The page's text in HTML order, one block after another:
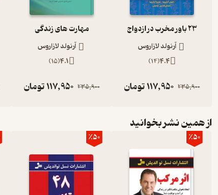
23 باور مخرب در ازدواج
آرنولد لازاروس
4.4
(
14
)
235,900
117,950تومان
مهارت های زندگی
آرنولد لازاروس
4.1
(
15
)
235,900
117,950تومان
از همین نشر بخوانید
٪50 ٪50